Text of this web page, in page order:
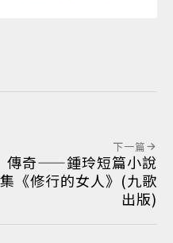
下一篇
傳奇——鍾玲短篇小說
集《修行的女人》(九歌
出版)